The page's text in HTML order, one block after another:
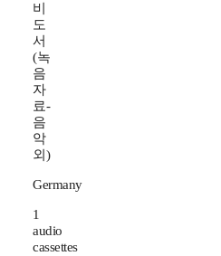
비
도
서
(녹
음
자
료-
음
악
외)
Germany
1
audio
cassettes